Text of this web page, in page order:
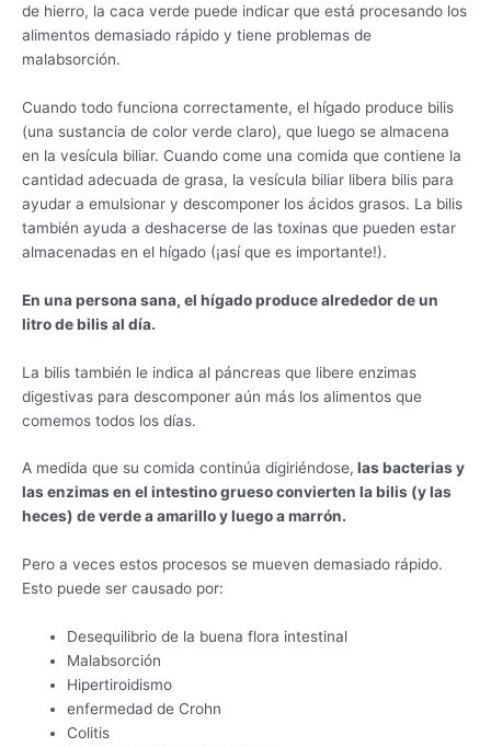
de hierro, la caca verde puede indicar que está procesando los
alimentos demasiado rápido y tiene problemas de
malabsorción.
Cuando todo funciona correctamente, el hígado produce bilis
(una sustancia de color verde claro), que luego se almacena
en la vesícula biliar. Cuando come una comida que contiene la
cantidad adecuada de grasa, la vesícula biliar libera bilis para
ayudar a emulsionar y descomponer los ácidos grasos. La bilis
también ayuda a deshacerse de las toxinas que pueden estar
almacenadas en el hígado (¡así que es importante!).
En una persona sana, el hígado produce alrededor de un
litro de bilis al día.
La bilis también le indica al páncreas que libere enzimas
digestivas para descomponer aún más los alimentos que
comemos todos los días.
A medida que su comida continúa digiriéndose, las bacterias y
las enzimas en el intestino grueso convierten la bilis (y las
heces) de verde a amarillo y luego a marrón.
Pero a veces estos procesos se mueven demasiado rápido.
Esto puede ser causado por:
Desequilibrio de la buena flora intestinal
Malabsorción
Hipertiroidismo
enfermedad de Crohn
Colitis